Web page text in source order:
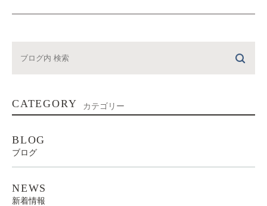
CATEGORY カテゴリー
BLOG
ブログ
NEWS
新着情報